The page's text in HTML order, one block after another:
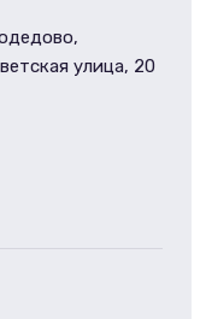
улица, 20